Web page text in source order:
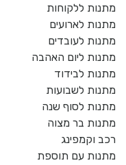
מתנות ללקוחות
מתנות לארועים
מתנות לעובדים
מתנות ליום האהבה
מתנות לבידוד
מתנות לשבועות
מתנות לסוף שנה
מתנות בר מצוה
רכב וקמפינג
מתנות עם תוספת